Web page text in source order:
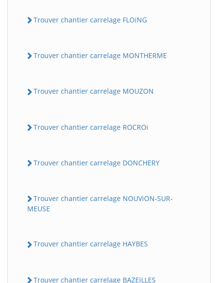
Trouver chantier carrelage FLOiNG
Trouver chantier carrelage MONTHERME
Trouver chantier carrelage MOUZON
Trouver chantier carrelage ROCROi
Trouver chantier carrelage DONCHERY
Trouver chantier carrelage NOUViON-SUR-
MEUSE
Trouver chantier carrelage HAYBES
Trouver chantier carrelage BAZEiLLES